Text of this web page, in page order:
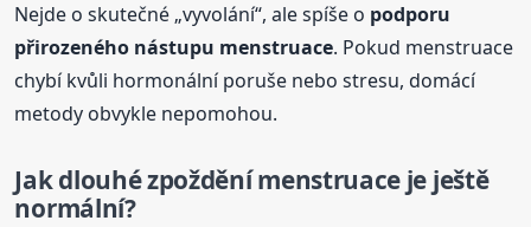
Nejde o skutečné „vyvolání“, ale spíše o podporu
přirozeného nástupu menstruace. Pokud menstruace
chybí kvůli hormonální poruše nebo stresu, domácí
metody obvykle nepomohou.
Jak dlouhé zpoždění menstruace je ještě
normální?